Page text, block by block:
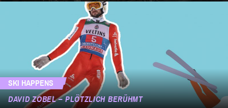
SKI HAPPENS
DAVID ZOBEL – PLÖTZLICH BERÜHMT